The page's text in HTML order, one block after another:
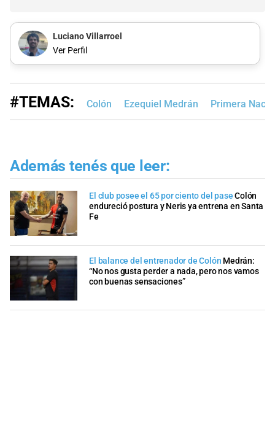
Luciano Villarroel
Ver Perfil
#TEMAS: Colón Ezequiel Medrán Primera
Además tenés que leer:
El club posee el 65 por ciento del paseColón
endureció postura y Neris ya entrena en Santa
Fe
El balance del entrenador de Colón Medrán:
“No nos gusta perder a nada, pero nos vamos
con buenas sensaciones”